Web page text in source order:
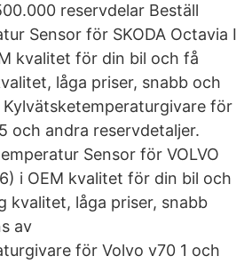
reservdelar Beställ
Sensor för SKODA Octavia I
kvalitet för din bil och få
låga priser, snabb och
Kylvätsketemperaturgivare för
och andra reservdetaljer.
Sensor för VOLVO
i OEM kvalitet för din bil och
kvalitet, låga priser, snabb
av
för Volvo v70 1 och